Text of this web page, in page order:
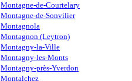
Montagne-de-Courtelary
Montagne-de-Sonvilier
Montagnola
Montagnon (Leytron)
Montagny-la-Ville
Montagny-les-Monts
Montagny-près-Yverdon
Montalchez